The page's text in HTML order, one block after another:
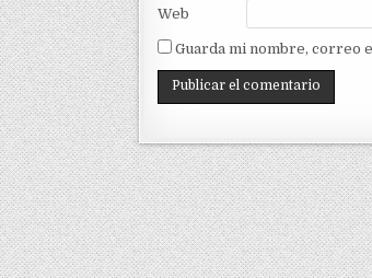
Web
Guarda mi nombre, correo